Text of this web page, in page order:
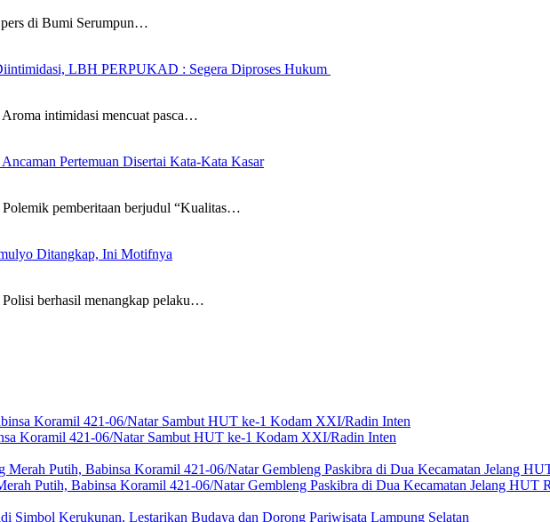
di Bumi Serumpun…
LBH PERPUKAD : Segera Diproses Hukum
intimidasi mencuat pasca…
Pertemuan Disertai Kata-Kata Kasar
pemberitaan berjudul “Kualitas…
Ditangkap, Ini Motifnya
berhasil menangkap pelaku…
Koramil 421-06/Natar Sambut HUT ke-1 Kodam XXI/Radin Inten
Putih, Babinsa Koramil 421-06/Natar Gembleng Paskibra di Dua Kecamatan Jelang HUT